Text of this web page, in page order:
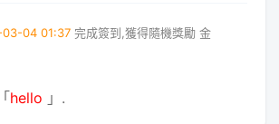
04 01:37 完成簽到,獲得隨機獎勵 金
hello 」.